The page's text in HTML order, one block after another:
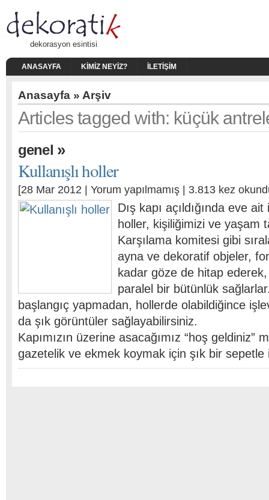
dekorasyon esintisi
ANASAYFA KIMIZ NEYIZ? İLETIŞIM
Anasayfa » Arşiv
Articles tagged with: küçük
genel »
Kullanışlı holler
[28 Mar 2012 | Yorum yapılmamış | 3.813 kez
Dış kapı açıldığında eve
holler, kişiliğimizi ve yaşam
Karşılama komitesi gibi
ayna ve dekoratif objeler,
kadar göze de hitap
paralel bir bütünlük
başlangıç yapmadan, hollerde olabildiğince
da şık görüntüler sağlayabilirsiniz.
Kapımızın üzerine asacağımız “hoş geldiniz”
gazetelik ve ekmek koymak için şık bir